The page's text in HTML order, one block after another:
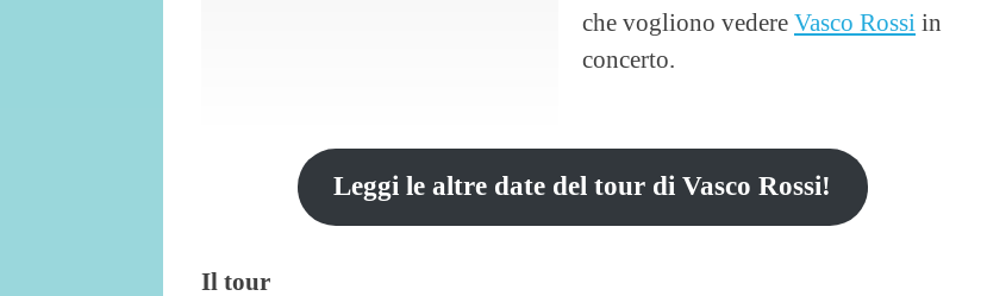
che vogliono vedere Vasco Rossi in
concerto.
Leggi le altre date del tour di Vasco Rossi!
Il tour